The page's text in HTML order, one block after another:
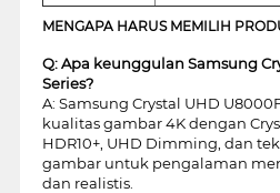
MENGAPA HARUS MEMILIH
Q: Apa keunggulan Samsung
Series?
A: Samsung Crystal UHD
kualitas gambar 4K dengan
HDR10+, UHD Dimming, dan
gambar untuk pengalaman
dan realistis.